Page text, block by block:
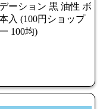
ーション 黒 油性 ボ
入 (100円ショップ
100均)